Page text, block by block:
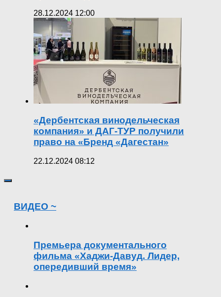
28.12.2024 12:00
«Дербентская винодельческая
компания» и ДАГ-ТУР получили
право на «Бренд «Дагестан»
22.12.2024 08:12
ВИДЕО ~
Премьера документального
фильма «Хаджи-Давуд. Лидер,
опередивший время»